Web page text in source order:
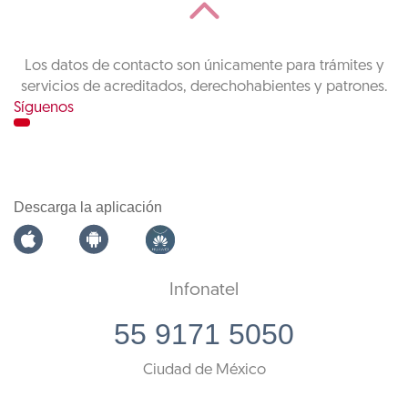
Los datos de contacto son únicamente para trámites y
servicios de acreditados, derechohabientes y patrones.
Síguenos
Descarga la aplicación
Infonatel
55 9171 5050
Ciudad de México